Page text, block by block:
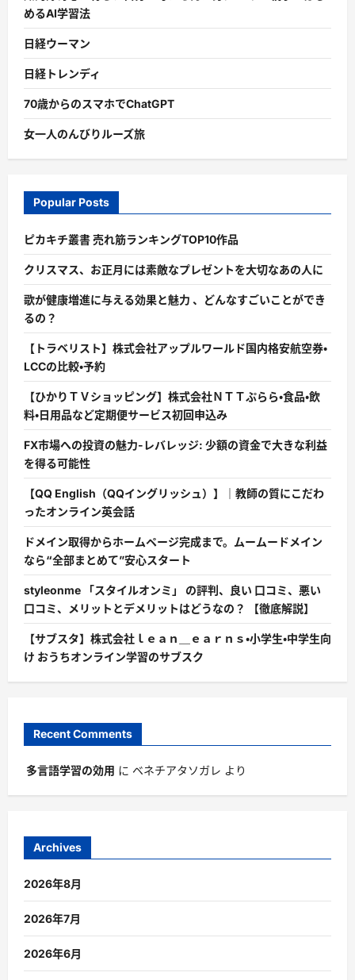
めるAI学習法
日経ウーマン
日経トレンディ
70歳からのスマホでChatGPT
女一人のんびりルーズ旅
Popular Posts
ピカキチ叢書 売れ筋ランキングTOP10作品
クリスマス、お正月には素敵なプレゼントを大切なあの人に
歌が健康増進に与える効果と魅力 、どんなすごいことができ
るの？
【トラベリスト】株式会社アップルワールド国内格安航空券・
LCCの比較・予約
【ひかりＴＶショッピング】株式会社ＮＴＴぷらら・食品・飲
料・日用品など定期便サービス初回申込み
FX市場への投資の魅力-レバレッジ: 少額の資金で大きな利益
を得る可能性
【QQ English（QQイングリッシュ）】｜教師の質にこだわ
ったオンライン英会話
ドメイン取得からホームページ完成まで。ムームードメイン
なら“全部まとめて”安心スタート
styleonme 「スタイルオンミ」 の評判、良い 口コミ、悪い
口コミ、メリットとデメリットはどうなの？ 【徹底解説】
【サブスタ】株式会社ｌｅａｎ＿ｅａｒｎｓ・小学生・中学生向
け おうちオンライン学習のサブスク
Recent Comments
多言語学習の効用 に ベネチアタソガレ より
Archives
2026年8月
2026年7月
2026年6月